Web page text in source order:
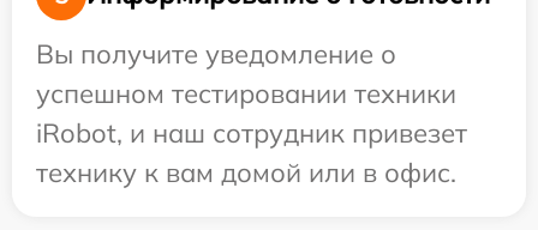
Вы получите уведомление о
успешном тестировании техники
iRobot, и наш сотрудник привезет
технику к вам домой или в офис.